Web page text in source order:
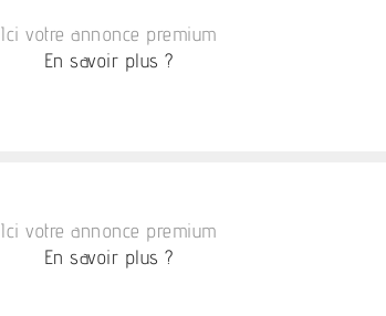
Ici votre annonce premium
En savoir plus ?
Ici votre annonce premium
En savoir plus ?